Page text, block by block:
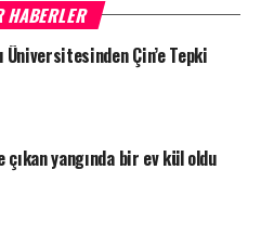
Avusturya İstanbul
yer aldı.
Kastamonu’ya uzanan,
ilişkileri de inceleyen
yıllık bir süreçte üç kıtayı
yolculuğa çıkarıyor.
Avrupa ve ülkemizin
farklı içeriklerle açılan bu
HABERLER
Üniversitesinden Çin’e Tepki
çıkan yangında bir ev kül oldu